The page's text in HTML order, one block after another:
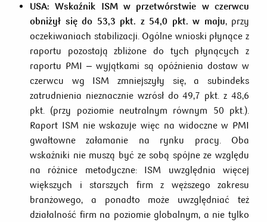
USA: Wskaźnik ISM w przetwórstwie w czerwcu
obniżył się do 53,3 pkt. z 54,0 pkt. w maju, przy
oczekiwaniach stabilizacji. Ogólne wnioski płynące z
raportu pozostają zbliżone do tych płynących z
raportu PMI – wyjątkami są opóźnienia dostaw w
czerwcu wg ISM zmniejszyły się, a subindeks
zatrudnienia nieznacznie wzrósł do 49,7 pkt. z 48,6
pkt. (przy poziomie neutralnym równym 50 pkt.).
Raport ISM nie wskazuje więc na widoczne w PMI
gwałtowne załamanie na rynku pracy. Oba
wskaźniki nie muszą być ze sobą spójne ze względu
na różnice metodyczne: ISM uwzględnia więcej
większych i starszych firm z węższego zakresu
branżowego, a ponadto może uwzględniać też
działalność firm na poziomie globalnym, a nie tylko